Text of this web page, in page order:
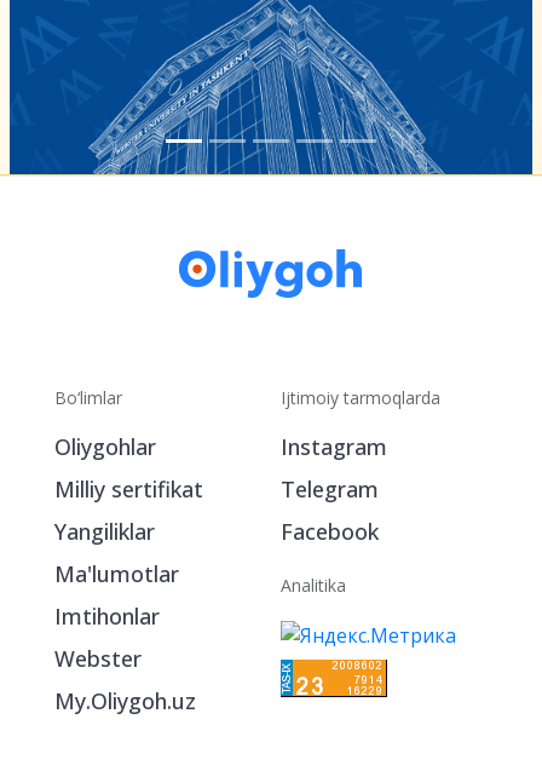
Bo‘limlar
Oliygohlar
Milliy sertifikat
Yangiliklar
Ma'lumotlar
Imtihonlar
Webster
My.Oliygoh.uz
Ijtimoiy tarmoqlarda
Instagram
Telegram
Facebook
Analitika